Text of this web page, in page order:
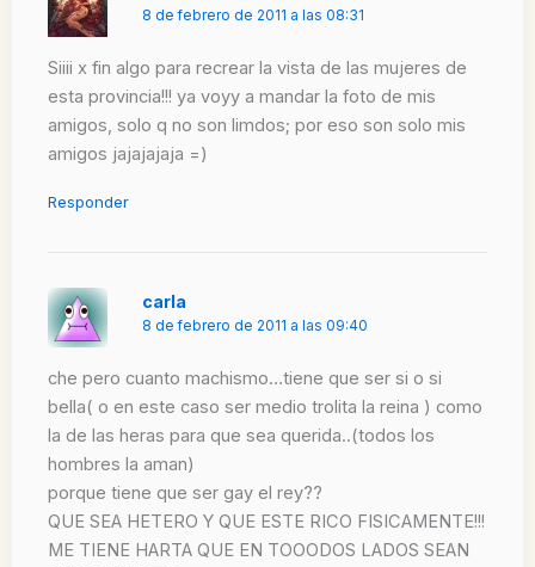
8 de febrero de 2011 a las 08:31
Siiii x fin algo para recrear la vista de las mujeres de
esta provincia!!! ya voyy a mandar la foto de mis
amigos, solo q no son limdos; por eso son solo mis
amigos jajajajaja =)
Responder
carla
8 de febrero de 2011 a las 09:40
che pero cuanto machismo…tiene que ser si o si
bella( o en este caso ser medio trolita la reina ) como
la de las heras para que sea querida..(todos los
hombres la aman)
porque tiene que ser gay el rey??
QUE SEA HETERO Y QUE ESTE RICO FISICAMENTE!!!
ME TIENE HARTA QUE EN TOOODOS LADOS SEAN